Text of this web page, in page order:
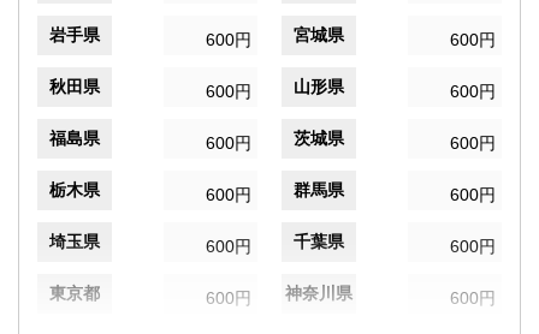
岩手県 600円 宮城県 600円
秋田県 600円 山形県 600円
福島県 600円 茨城県 600円
栃木県 600円 群馬県 600円
埼玉県 600円 千葉県 600円
東京都 600円 神奈川県 600円